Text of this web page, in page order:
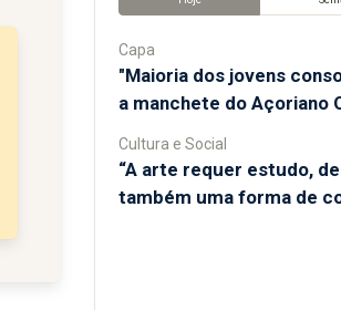
Capa
"Maioria dos jovens
a manchete do Açoriano
Cultura e Social
“A arte requer estudo,
também uma forma de